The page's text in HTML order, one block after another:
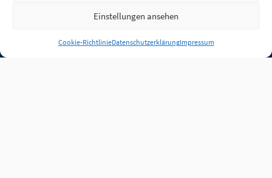
Einstellungen ansehen
Cookie-RichtlinieDatenschutzerklärungImpressum
Anmelden
Jobs Partner FAQ Quellen